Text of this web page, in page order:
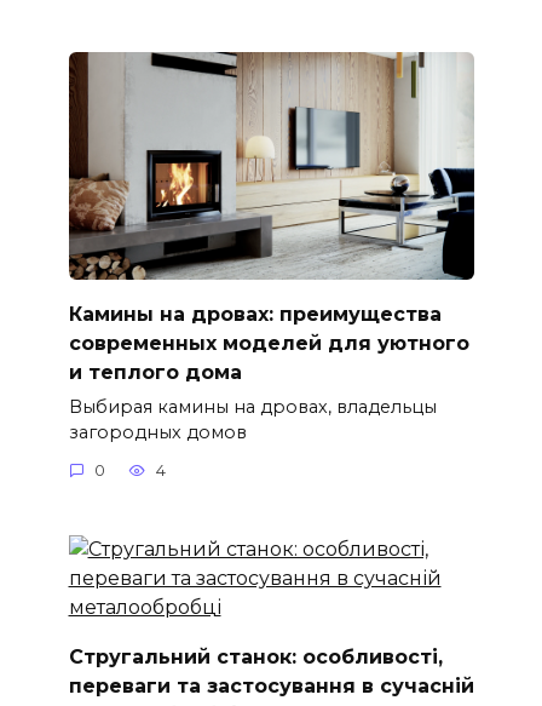
Камины на дровах: преимущества
современных моделей для уютного
и теплого дома
Выбирая камины на дровах, владельцы
загородных домов
0 4
Стругальний станок: особливості,
переваги та застосування в сучасній